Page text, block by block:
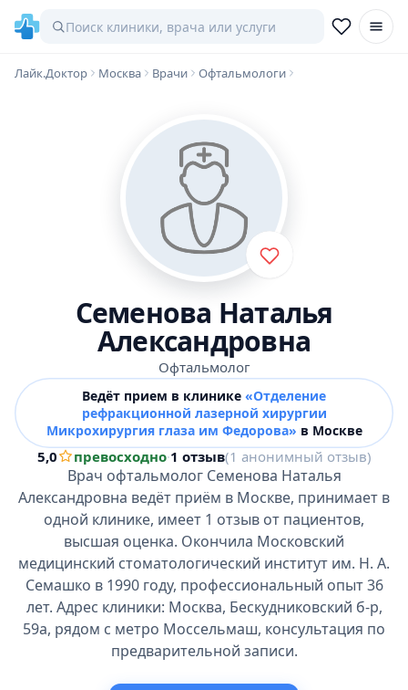
Лайк.Доктор Москва Врачи Офтальмологи
Семенова Наталья
Александровна
Офтальмолог
Ведёт прием в клинике «Отделение
рефракционной лазерной хирургии
Микрохирургия глаза им Федорова» в Москве
5,0 превосходно·1 отзыв(1 анонимный отзыв)
Врач офтальмолог Семенова Наталья
Александровна ведёт приём в Москве, принимает в
одной клинике, имеет 1 отзыв от пациентов,
высшая оценка. Окончила Московский
медицинский стоматологический институт им. Н. А.
Семашко в 1990 году, профессиональный опыт 36
лет. Адрес клиники: Москва, Бескудниковский б-р,
59а, рядом с метро Моссельмаш, консультация по
предварительной записи.